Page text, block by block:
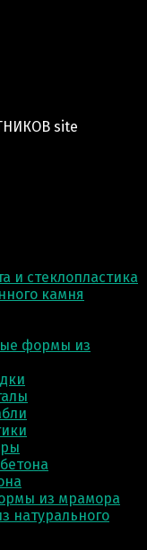
site
и стеклопластика
камня
формы из
из мрамора
натурального